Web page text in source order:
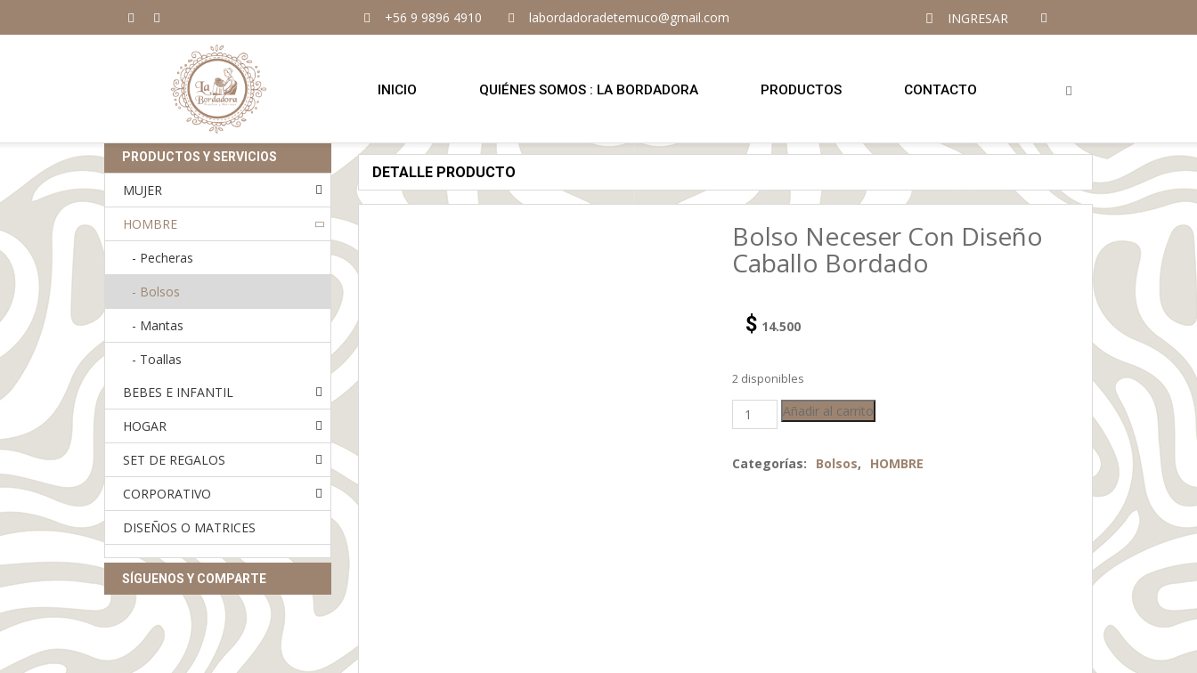
+56 9 9896 4910 labordadoradetemuco@gmail.com INGRESAR
INICIO QUIÉNES SOMOS : LA BORDADORA PRODUCTOS CONTACTO
DETALLE PRODUCTO
Bolso Neceser Con Diseño
Caballo Bordado
$ 14.500
2 disponibles
Añadir al carrito
Categorías: Bolsos, HOMBRE
PRODUCTOS Y SERVICIOS
MUJER
HOMBRE
- Pecheras
- Bolsos
- Mantas
- Toallas
BEBES E INFANTIL
HOGAR
SET DE REGALOS
CORPORATIVO
DISEÑOS O MATRICES
SÍGUENOS Y COMPARTE